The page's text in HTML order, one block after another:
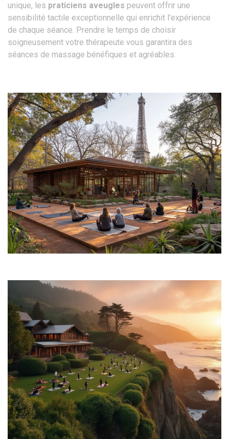
unique, les praticiens aveugles peuvent offrir une
sensibilité tactile exceptionnelle qui enrichit l'expérience
de chaque séance. Prendre le temps de choisir
soigneusement votre thérapeute vous garantira des
séances de massage bénéfiques et agréables.